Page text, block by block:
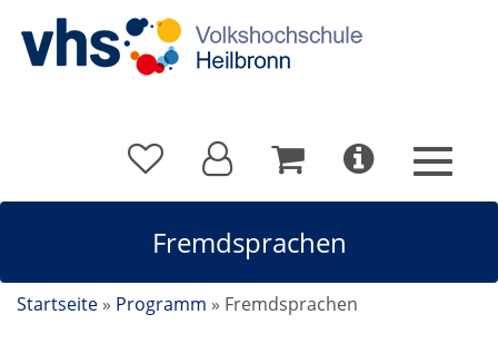
Fremdsprachen
Startseite » Programm » Fremdsprachen